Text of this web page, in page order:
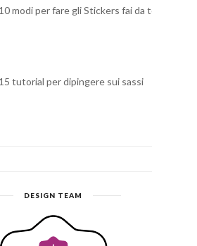
10 modi per fare gli Stickers fai da te
15 tutorial per dipingere sui sassi
DESIGN TEAM